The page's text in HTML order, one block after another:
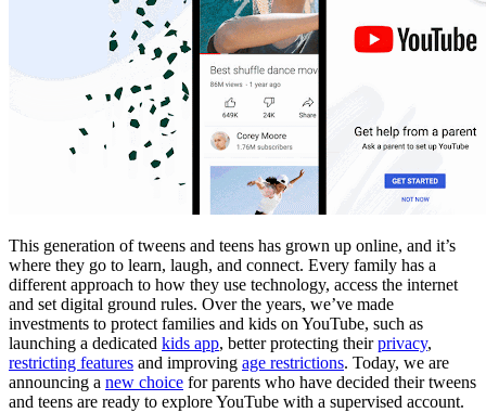
This generation of tweens and teens has grown up online, and it’s
where they go to learn, laugh, and connect. Every family has a
different approach to how they use technology, access the internet
and set digital ground rules. Over the years, we’ve made
investments to protect families and kids on YouTube, such as
launching a dedicated kids app, better protecting theirprivacy,
restricting features and improving age restrictions. Today, we are
announcing a new choice for parents who have decided their tweens
and teens are ready to explore YouTube with a supervised account.